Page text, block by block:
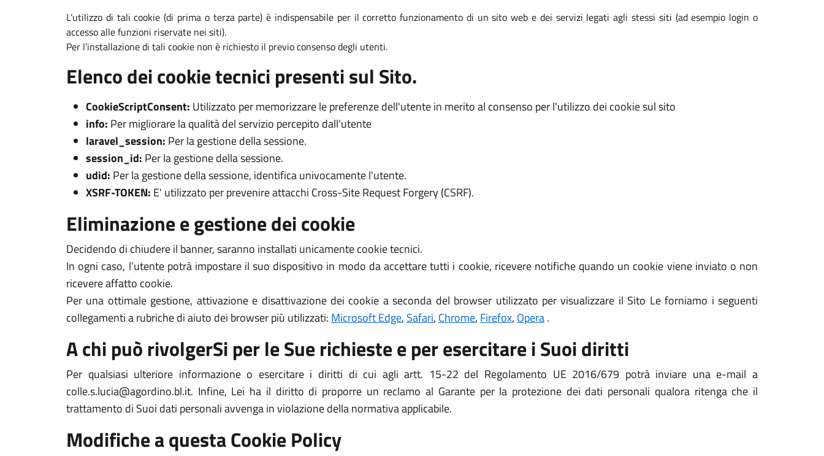
L’utilizzo di tali cookie (di prima o terza parte) è indispensabile per il corretto funzionamento di un sito web e dei servizi legati agli stessi siti (ad esempio login o
accesso alle funzioni riservate nei siti).
Per l’installazione di tali cookie non è richiesto il previo consenso degli utenti.
Elenco dei cookie tecnici presenti sul Sito.
CookieScriptConsent: Utilizzato per memorizzare le preferenze dell'utente in merito al consenso per l'utilizzo dei cookie sul sito
info: Per migliorare la qualità del servizio percepito dall'utente
laravel_session: Per la gestione della sessione.
session_id: Per la gestione della sessione.
udid: Per la gestione della sessione, identifica univocamente l'utente.
XSRF-TOKEN: E' utilizzato per prevenire attacchi Cross-Site Request Forgery (CSRF).
Eliminazione e gestione dei cookie
Decidendo di chiudere il banner, saranno installati unicamente cookie tecnici.
In ogni caso, l’utente potrà impostare il suo dispositivo in modo da accettare tutti i cookie, ricevere notifiche quando un cookie viene inviato o non
ricevere affatto cookie.
Per una ottimale gestione, attivazione e disattivazione dei cookie a seconda del browser utilizzato per visualizzare il Sito Le forniamo i seguenti
collegamenti a rubriche di aiuto dei browser più utilizzati: Microsoft Edge, Safari, Chrome, Firefox, Opera.
A chi può rivolgerSi per le Sue richieste e per esercitare i Suoi diritti
Per qualsiasi ulteriore informazione o esercitare i diritti di cui agli artt. 15-22 del Regolamento UE 2016/679 potrà inviare una e-mail a
colle.s.lucia@agordino.bl.it. Infine, Lei ha il diritto di proporre un reclamo al Garante per la protezione dei dati personali qualora ritenga che il
trattamento di Suoi dati personali avvenga in violazione della normativa applicabile.
Modifiche a questa Cookie Policy